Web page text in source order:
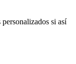
si así